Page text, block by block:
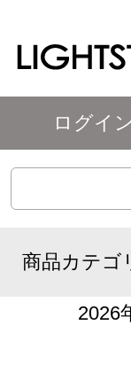
ログイン
商品カテゴ
2026